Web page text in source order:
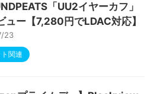
「UU2イヤーカフ」
ュー【7,280円でLDAC対応】
23
関連